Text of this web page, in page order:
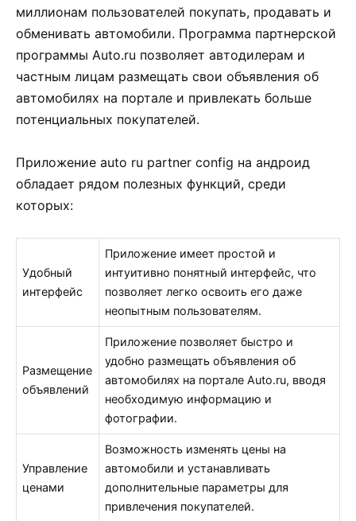
миллионам пользователей покупать, продавать и
обменивать автомобили. Программа партнерской
программы Auto.ru позволяет автодилерам и
частным лицам размещать свои объявления об
автомобилях на портале и привлекать больше
потенциальных покупателей.
Приложение auto ru partner config на андроид
обладает рядом полезных функций, среди
которых:
Удобный
интерфейс
Приложение имеет простой и
интуитивно понятный интерфейс, что
позволяет легко освоить его даже
неопытным пользователям.
Размещение
объявлений
Приложение позволяет быстро и
удобно размещать объявления об
автомобилях на портале Auto.ru, вводя
необходимую информацию и
фотографии.
Управление
ценами
Возможность изменять цены на
автомобили и устанавливать
дополнительные параметры для
привлечения покупателей.